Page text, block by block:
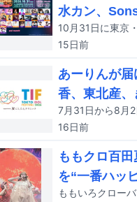
水カン、
15日前
あーりんが
香、東北産
16日前
ももクロ百
を“一番ハッ